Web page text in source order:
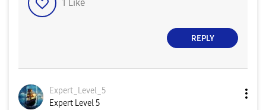
1 Like
REPLY
Expert_Level_5
Expert Level 5